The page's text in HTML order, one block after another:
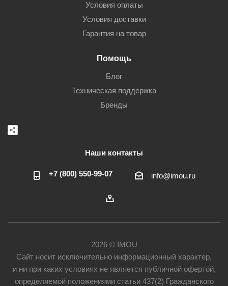
Условия оплаты
Условия доставки
Гарантия на товар
Помощь
Блог
Техническая поддержка
Бренды
Наши контакты
+7 (800) 550-99-07 info@imou.ru
2026 © IMOU
Сайт носит исключительно информационный характер,
и ни при каких условиях не является публичной офертой,
определяемой положениями статьи 437(2) Гражданского